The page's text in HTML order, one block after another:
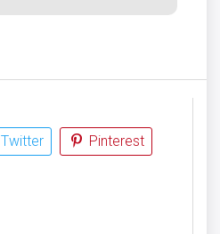
Twitter
Pinterest